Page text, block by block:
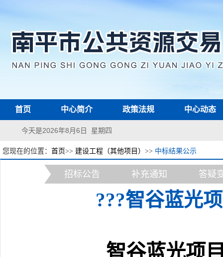
首页 中心简介 政策法规 中心动态
今天是2026年8月6日 星期四
您现在的位置： 首页>> 建设工程（其他项目） >> 中标结果公示
招标公告 补充通知 答疑
???智谷蓝光
智谷蓝光项